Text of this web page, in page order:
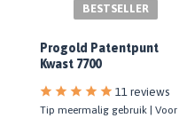
BESTSELLER
Progold Patentpunt
Kwast 7700
11 reviews
Tip meermalig gebruik | Voor